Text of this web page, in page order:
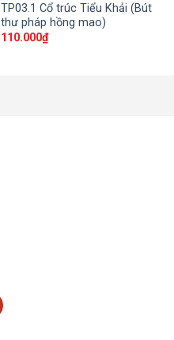
TP03.1 Cổ trúc Tiểu Khải (Bút
thư pháp hồng mao)
110.000₫